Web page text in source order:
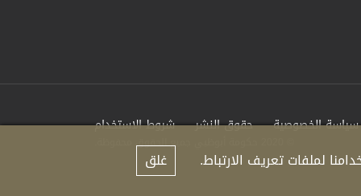
سياسة الخصوصية حقوق النشر شروط الاستخدام
لملفات تعريف الارتباط. غلق